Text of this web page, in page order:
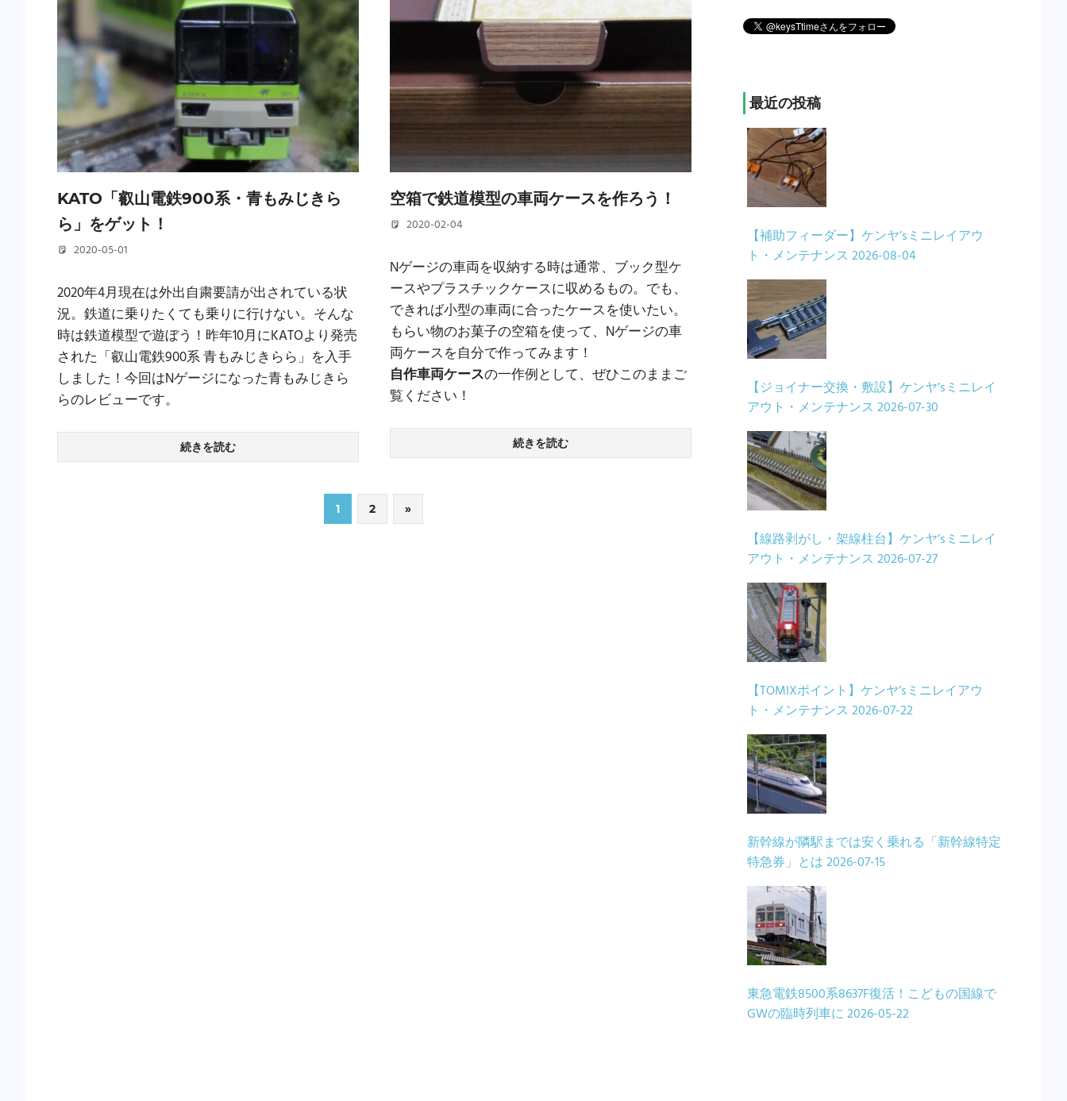
KATO「叡山電鉄900系・青もみじきら
ら」をゲット！
2020-05-01
2020年4月現在は外出自粛要請が出されている状
況。鉄道に乗りたくても乗りに行けない。そんな
時は鉄道模型で遊ぼう！昨年10月にKATOより発売
された「叡山電鉄900系 青もみじきらら」を入手
しました！今回はNゲージになった青もみじきら
らのレビューです。
続きを読む
空箱で鉄道模型の車両ケースを作ろう！
2020-02-04
Nゲージの車両を収納する時は通常、ブック型ケ
ースやプラスチックケースに収めるもの。でも、
できれば小型の車両に合ったケースを使いたい。
もらい物のお菓子の空箱を使って、Nゲージの車
両ケースを自分で作ってみます！
自作車両ケースの一作例として、ぜひこのままご
覧ください！
続きを読む
1 2
次
の
»
最近の投稿
【補助フィーダー】ケンヤ’sミニレイアウ
ト・メンテナンス 2026-08-04
【ジョイナー交換・敷設】ケンヤ’sミニレイ
アウト・メンテナンス 2026-07-30
【線路剥がし・架線柱台】ケンヤ’sミニレイ
アウト・メンテナンス 2026-07-27
【TOMIXポイント】ケンヤ’sミニレイアウ
ト・メンテナンス 2026-07-22
新幹線が隣駅までは安く乗れる「新幹線特定
特急券」とは2026-07-15
東急電鉄8500系8637F復活！こどもの国線で
GWの臨時列車に2026-05-22